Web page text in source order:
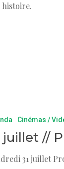
histoire.
Cinémas /
juillet //
31 juillet